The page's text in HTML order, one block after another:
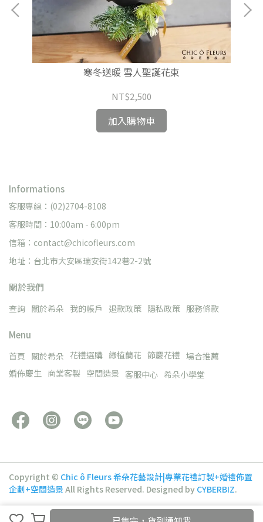
寒冬送暖 雪人聖誕花束
NT$2,500
加入購物車
Informations
客服專線：(02)2704-8108
客服時間：10:00am - 6:00pm
信箱：contact@chicofleurs.com
地址：台北市大安區瑞安街142巷2-2號
關於我們
查詢 關於希朵 我的帳戶 退款政策 隱私政策 服務條款
Menu
首頁 關於希朵 花禮選購 綠植蘭花 節慶花禮 場合推薦
婚佈慶生 商業客製 空間造景 客服中心 希朵小學堂
Copyright © Chic ô Fleurs 希朵花藝設計|專業花禮訂製+婚禮佈置
企劃+空間造景 All Rights Reserved. Designed by CYBERBIZ.